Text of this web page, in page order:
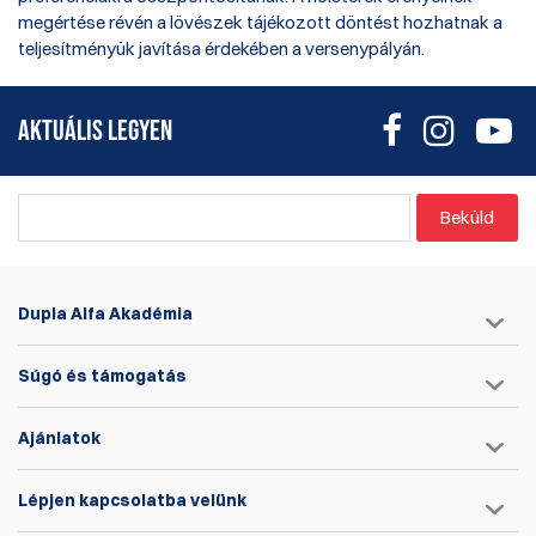
megértése révén a lövészek tájékozott döntést hozhatnak a
teljesítményük javítása érdekében a versenypályán.
AKTUÁLIS LEGYEN
Beküld
Dupla Alfa Akadémia
Súgó és támogatás
Ajánlatok
Lépjen kapcsolatba velünk